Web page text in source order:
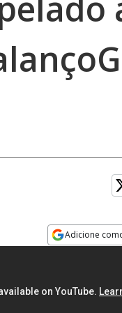
Adicione